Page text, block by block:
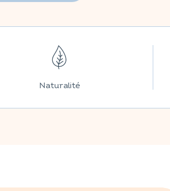
Naturalité